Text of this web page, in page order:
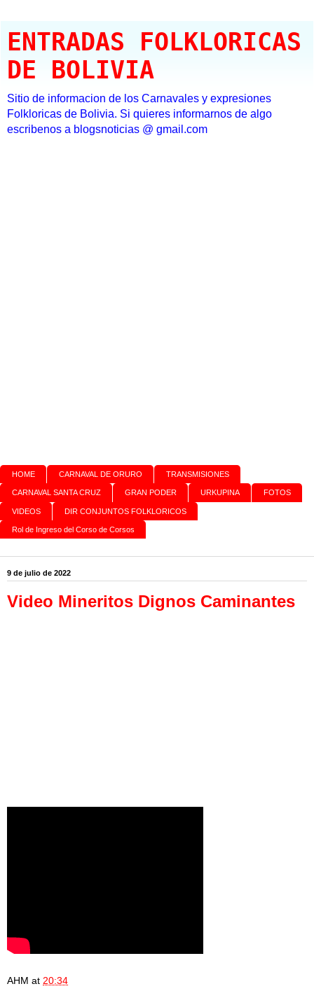
ENTRADAS FOLKLORICAS
DE BOLIVIA
Sitio de informacion de los Carnavales y expresiones
Folkloricas de Bolivia. Si quieres informarnos de algo
escribenos a blogsnoticias @ gmail.com
HOME CARNAVAL DE ORURO TRANSMISIONES
CARNAVAL SANTA CRUZ GRAN PODER URKUPINA FOTOS
VIDEOS DIR CONJUNTOS FOLKLORICOS
Rol de Ingreso del Corso de Corsos
9 de julio de 2022
Video Mineritos Dignos Caminantes
AHM at 20:34